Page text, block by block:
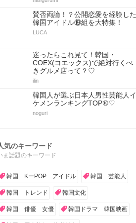
賛否両論！？公開恋愛を経験した
韓国アイドル⑲組を大特集！
LUCA
迷ったらこれ見て！韓国・
COEX(コエックス)で絶対行くべ
きグルメ店って？♡
ilin
韓国人が選ぶ日本人男性芸能人イ
ケメンランキングTOP⑩♡
noguri
気のキーワード
ま話題のキーワード
韓国 KーPOP アイドル 韓国 芸能人
韓国 トレンド 韓国文化
韓国 俳優 女優 韓国ドラマ 韓国映画